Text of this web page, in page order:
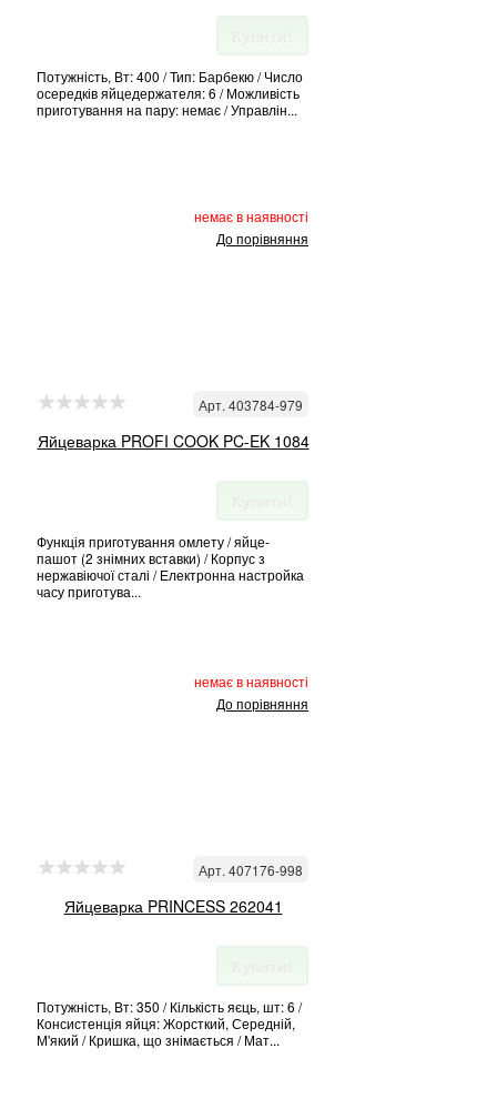
Потужність, Вт: 400 / Тип: Барбекю / Число
осередків яйцедержателя: 6 / Можливість
приготування на пару: немає / Управлін...
немає в наявності
До порівняння
Арт. 403784-979
Яйцеварка PROFI COOK PC-EK 1084
Функція приготування омлету / яйце-
пашот (2 знімних вставки) / Корпус з
нержавіючої сталі / Електронна настройка
часу приготува...
немає в наявності
До порівняння
Арт. 407176-998
Яйцеварка PRINCESS 262041
Потужність, Вт: 350 / Кількість яєць, шт: 6 /
Консистенція яйця: Жорсткий, Середній,
М'який / Кришка, що знімається / Мат...